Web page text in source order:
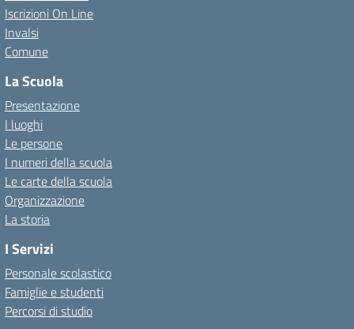
Iscrizioni On Line
Invalsi
Comune
La Scuola
Presentazione
I luoghi
Le persone
I numeri della scuola
Le carte della scuola
Organizzazione
La storia
I Servizi
Personale scolastico
Famiglie e studenti
Percorsi di studio